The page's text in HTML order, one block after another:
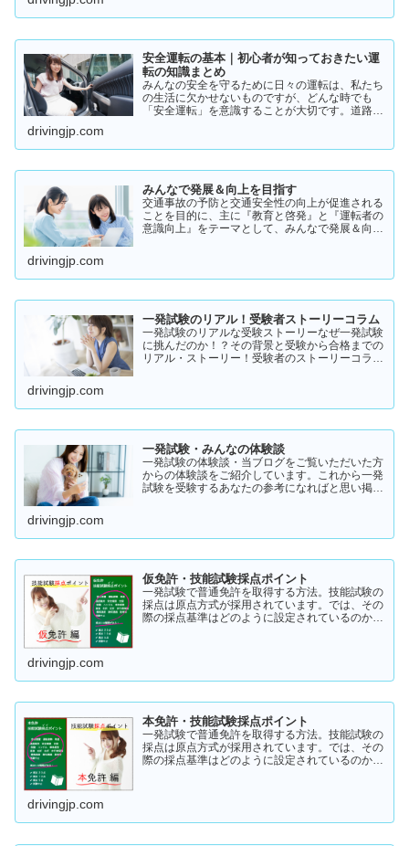
た。結論から言うと👇👉 …
安全運転の基本｜初心者が知っておきたい運
転の知識まとめ
みんなの安全を守るために日々の運転は、私たち
の生活に欠かせないものですが、どんな時でも
「安全運転」を意識することが大切です。道路状
過ぎや注意力の低下、小…
drivingjp.com
みんなで発展＆向上を目指す
交通事故の予防と交通安全性の向上が促進される
ことを目的に、主に『教育と啓発』と『運転者の
意識向上』をテーマとして、みんなで発展＆向上
drivingjp.com
一発試験のリアル！受験者ストーリーコラム
一発試験のリアルな受験ストーリーなぜ一発試験
に挑んだのか！？その背景と受験から合格までの
リアル・ストーリー！受験者のストーリーコラム
drivingjp.com
一発試験・みんなの体験談
一発試験の体験談・当ブログをご覧いただいた方
からの体験談をご紹介しています。これから一発
試験を受験するあなたの参考になればと思い掲載
drivingjp.com
仮免許・技能試験採点ポイント
一発試験で普通免許を取得する方法。技能試験の
採点は原点方式が採用されています。では、その
際の採点基準はどのように設定されているのかご
drivingjp.com
本免許・技能試験採点ポイント
一発試験で普通免許を取得する方法。技能試験の
採点は原点方式が採用されています。では、その
際の採点基準はどのように設定されているのかご
drivingjp.com